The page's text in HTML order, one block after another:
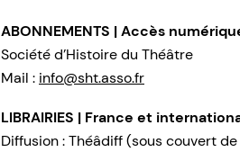
ABONNEMENTS | Accès
Société d’Histoire du Théâtre
Mail : info@sht.asso.fr
LIBRAIRIES | France et
Diffusion : Théâdiff (sous couvert